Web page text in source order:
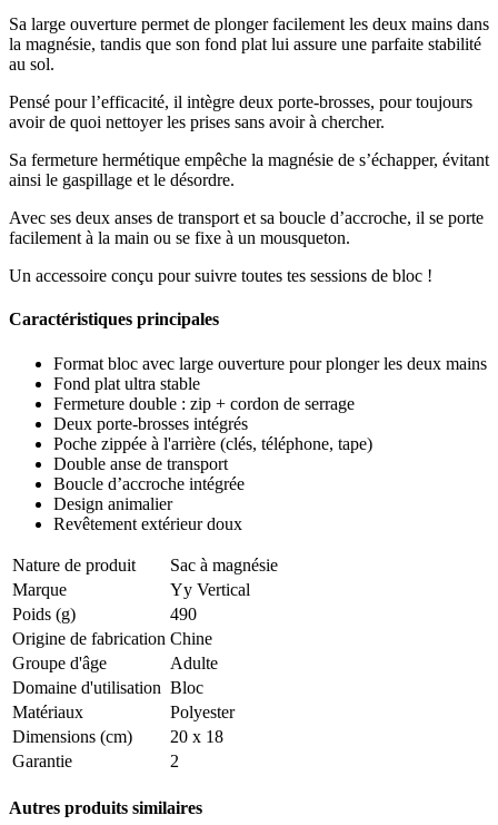
Sa large ouverture permet de plonger facilement les deux mains dans
la magnésie, tandis que son fond plat lui assure une parfaite stabilité
au sol.
Pensé pour l’efficacité, il intègre deux porte-brosses, pour toujours
avoir de quoi nettoyer les prises sans avoir à chercher.
Sa fermeture hermétique empêche la magnésie de s’échapper, évitant
ainsi le gaspillage et le désordre.
Avec ses deux anses de transport et sa boucle d’accroche, il se porte
facilement à la main ou se fixe à un mousqueton.
Un accessoire conçu pour suivre toutes tes sessions de bloc !
Caractéristiques principales
Format bloc avec large ouverture pour plonger les deux mains
Fond plat ultra stable
Fermeture double : zip + cordon de serrage
Deux porte-brosses intégrés
Poche zippée à l'arrière (clés, téléphone, tape)
Double anse de transport
Boucle d’accroche intégrée
Design animalier
Revêtement extérieur doux
Nature de produit
Sac à magnésie
Marque
Yy Vertical
Poids (g)
490
Origine de fabrication Chine
Groupe d'âge
Adulte
Domaine d'utilisation Bloc
Matériaux
Polyester
Dimensions (cm)
20 x 18
Garantie
2
Autres produits similaires